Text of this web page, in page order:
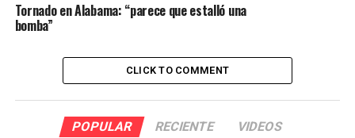
Tornado en Alabama: “parece que estalló una
bomba”
CLICK TO COMMENT
POPULAR RECIENTE VIDEOS